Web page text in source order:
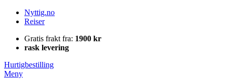
Nyttig.no
Reiser
Gratis frakt fra: 1900 kr
rask levering
Hurtigbestilling
Meny